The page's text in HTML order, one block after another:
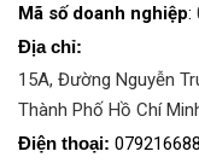
Mã số doanh nghiệp:
Địa chỉ:
15A, Đường Nguyễn
Thành Phố Hồ Chí
Điện thoại: